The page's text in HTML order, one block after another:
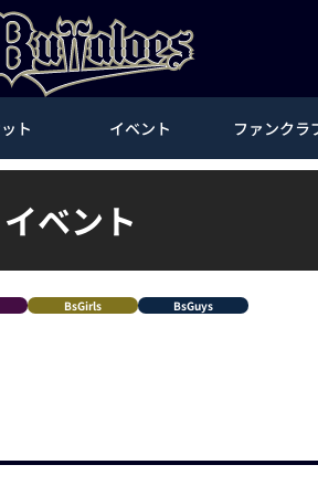
ト イベント ファンクラ
イベント
BsGirls BsGuys